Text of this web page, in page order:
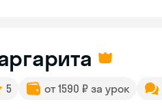
5 от 1590 ₽ за урок